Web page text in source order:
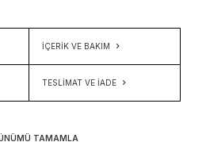
İÇERIK VE BAKIM
TESLIMAT VE İADE
TAMAMLA